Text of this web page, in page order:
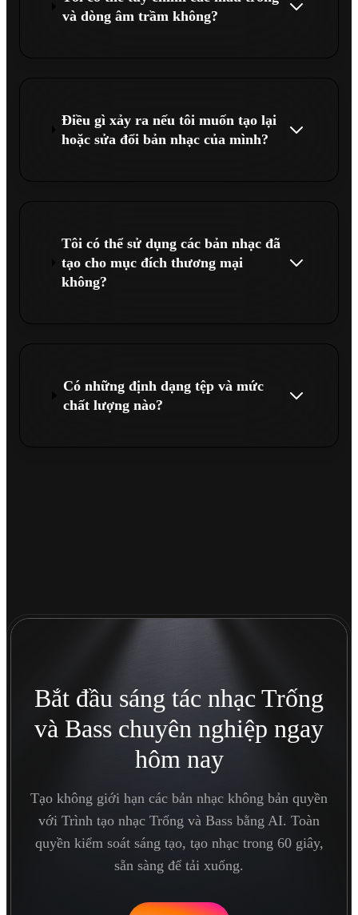
và dòng âm trầm không?
Điều gì xảy ra nếu tôi muốn tạo lại
hoặc sửa đổi bản nhạc của mình?
Tôi có thể sử dụng các bản nhạc đã
tạo cho mục đích thương mại
không?
Có những định dạng tệp và mức
chất lượng nào?
Bắt đầu sáng tác nhạc Trống
và Bass chuyên nghiệp ngay
hôm nay
Tạo không giới hạn các bản nhạc không bản quyền
với Trình tạo nhạc Trống và Bass bằng AI. Toàn
quyền kiểm soát sáng tạo, tạo nhạc trong 60 giây,
sẵn sàng để tải xuống.